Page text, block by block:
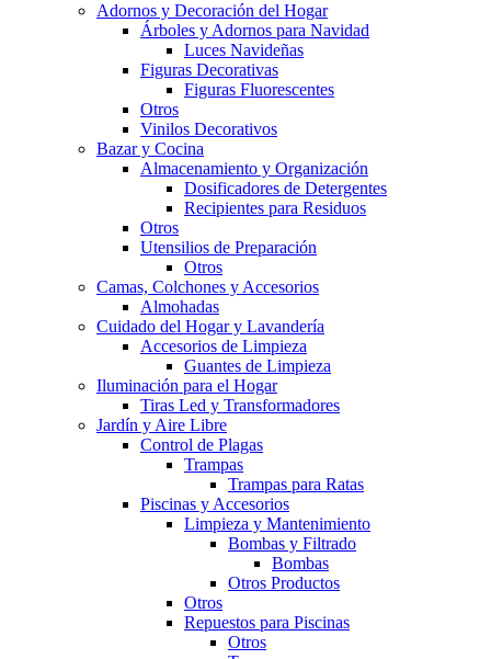
Adornos y Decoración del Hogar
Árboles y Adornos para Navidad
Luces Navideñas
Figuras Decorativas
Figuras Fluorescentes
Otros
Vinilos Decorativos
Bazar y Cocina
Almacenamiento y Organización
Dosificadores de Detergentes
Recipientes para Residuos
Otros
Utensilios de Preparación
Otros
Camas, Colchones y Accesorios
Almohadas
Cuidado del Hogar y Lavandería
Accesorios de Limpieza
Guantes de Limpieza
Iluminación para el Hogar
Tiras Led y Transformadores
Jardín y Aire Libre
Control de Plagas
Trampas
Trampas para Ratas
Piscinas y Accesorios
Limpieza y Mantenimiento
Bombas y Filtrado
Bombas
Otros Productos
Otros
Repuestos para Piscinas
Otros